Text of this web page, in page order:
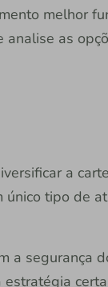
melhor
as
a
tipo de
a segurança